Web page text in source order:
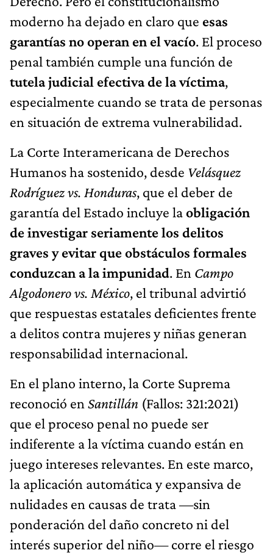
moderno ha dejado en claro que esas
garantías no operan en el vacío. El proceso
penal también cumple una función de
tutela judicial efectiva de la víctima,
especialmente cuando se trata de personas
en situación de extrema vulnerabilidad.
La Corte Interamericana de Derechos
Humanos ha sostenido, desde Velásquez
Rodríguez vs. Honduras, que el deber de
garantía del Estado incluye laobligación
de investigar seriamente los delitos
graves y evitar que obstáculos formales
conduzcan a la impunidad. En Campo
Algodonero vs. México, el tribunal advirtió
que respuestas estatales deficientes frente
a delitos contra mujeres y niñas generan
responsabilidad internacional.
En el plano interno, la Corte Suprema
reconoció en Santillán (Fallos: 321:2021)
que el proceso penal no puede ser
indiferente a la víctima cuando están en
juego intereses relevantes. En este marco,
la aplicación automática y expansiva de
nulidades en causas de trata —sin
ponderación del daño concreto ni del
interés superior del niño— corre el riesgo